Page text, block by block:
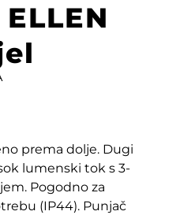
prema dolje. Dugi
lumenski tok s 3-
Pogodno za
(IP44). Punjač